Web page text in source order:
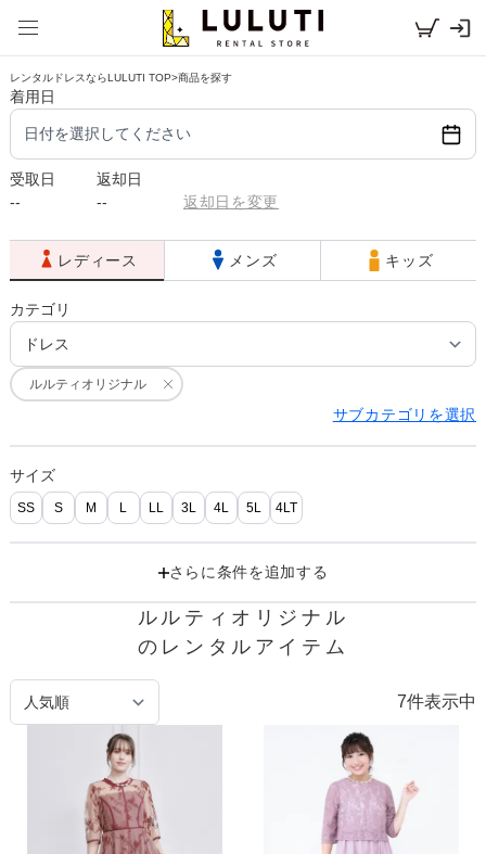
レンタルドレスならLULUTI TOP>商品を探す
着用日
日付を選択してください
受取日
--
返却日
--
返却日を変更
レディース メンズ キッズ
カテゴリ
ルルティオリジナル
サブカテゴリを選択
サイズ
SS S M L LL 3L 4L 5L 4LT
さらに条件を追加する
ルルティオリジナル
のレンタルアイテム
7件表示中